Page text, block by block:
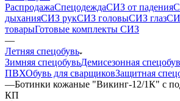
РаспродажаСпецодеждаСИЗ от падения
дыханияСИЗ рукСИЗ головыСИЗ глаз
товарыГотовые комплекты СИЗ
—
Летняя спецобувь
Зимняя спецобувьДемисезонная
ПВХОбувь для сварщиковЗащитная
—Ботинки кожаные "Викинг-12/1К" с
КП